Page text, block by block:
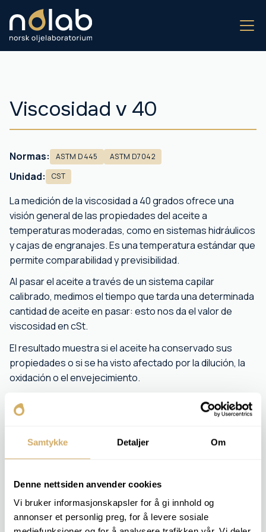
Samtykke Detaljer Om
Denne nettsiden anvender cookies
Vi bruker informasjonskapsler for å gi innhold og
annonser et personlig preg, for å levere sosiale
Viscosidad v 40
Normas: ASTM D445 ASTM D7042
Unidad: CST
La medición de la viscosidad a 40 grados ofrece una
visión general de las propiedades del aceite a
temperaturas moderadas, como en sistemas hidráulicos
y cajas de engranajes. Es una temperatura estándar que
permite comparabilidad y previsibilidad.
Al pasar el aceite a través de un sistema capilar
calibrado, medimos el tiempo que tarda una determinada
cantidad de aceite en pasar: esto nos da el valor de
viscosidad en cSt.
El resultado muestra si el aceite ha conservado sus
propiedades o si se ha visto afectado por la dilución, la
oxidación o el envejecimiento.
PAQUETES DE ANÁLISIS RELEVANTES
MOTOR 1
MOTOR 2
EAL 1
OIL 1
OIL 3
OIL 4